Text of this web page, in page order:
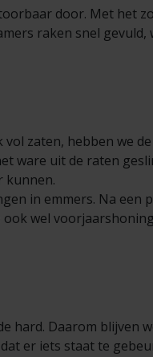
door. Met het
raken snel
zaten, hebben we
ware uit de raten
kunnen.
in emmers. Na een
wel
hard. Daarom blijven
er iets staat te